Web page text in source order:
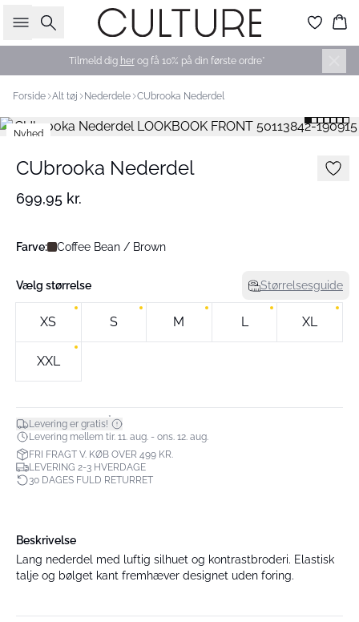
Søg
Tilmeld dig herog få 10% på din første ordre*
Forside Alt tøj Nederdele CUbrooka Nederdel
Nyhed
CUbrooka Nederdel
699,95 kr.
Farve: Coffee Bean / Brown
Vælg størrelse Størrelsesguide
XS S M L XL
XXL
Levering er gratis!*
Levering mellem tir. 11. aug. - ons. 12. aug.
FRI FRAGT V. KØB OVER 499 KR.
LEVERING 2-3 HVERDAGE
30 DAGES FULD RETURRET
Beskrivelse
Lang nederdel med luftig silhuet og kontrastbroderi. Elastisk
talje og bølget kant fremhæver designet uden foring.